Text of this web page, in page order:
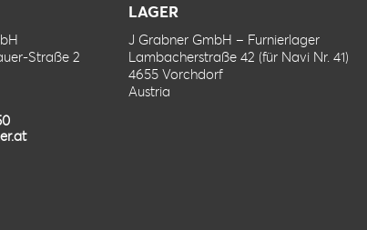
Straße 2
LAGER
J Grabner GmbH – Furnierlager
Lambacherstraße 42 (für Navi Nr. 41)
4655 Vorchdorf
Austria